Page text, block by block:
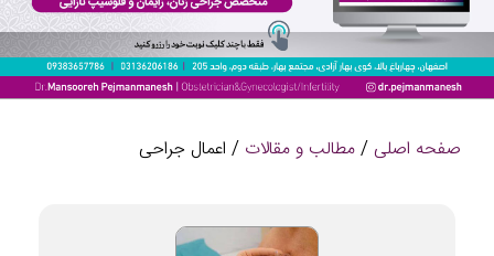
صفحه اصلی / مطالب و مقالات / اعمال جراحی